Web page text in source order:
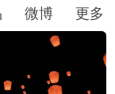
微博 更多